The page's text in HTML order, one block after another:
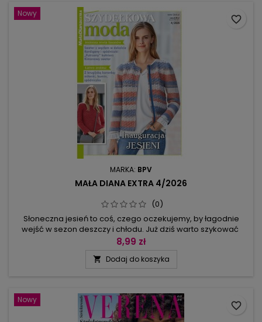
Nowy
MARKA: BPV
MAŁA DIANA EXTRA 4/2026
(0)
Słoneczna jesień to coś, czego oczekujemy, by łagodnie
wejść w sezon deszczy i chłodu. Już dziś warto szykować
lekkie sweterki, minispódniczkę, mitenki i komin z koronką
frędzlami oraz 4 propozycje tak lubianych kardiganów: każdy
8,99 zł
 Dodaj do koszyka
favorite_border
Nowy
favorite_border